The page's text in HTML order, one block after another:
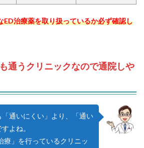
ED治療薬を取り扱っているか必ず確認し
通うクリニックなので通院しや
通いにくい」より、「通い
よね。
療」を行っているクリニッ